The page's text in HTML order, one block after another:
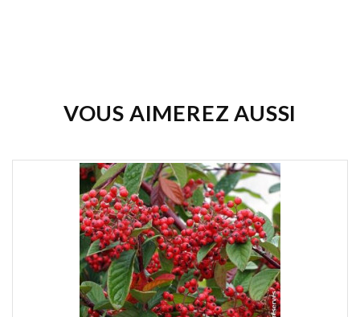
VOUS AIMEREZ AUSSI